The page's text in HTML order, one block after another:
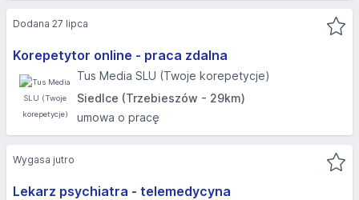
Korepetytor online - praca zdalna
Tus Media SLU (Twoje korepetycje)
Siedlce (Trzebieszów - 29km)
umowa o pracę
Dodana 27 lipca
Lekarz psychiatra - telemedycyna
Wygasa jutro